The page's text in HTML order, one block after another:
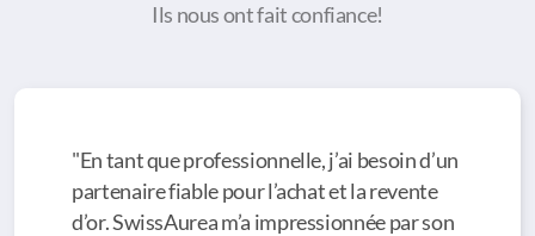
Ils nous ont fait confiance!
"En tant que professionnelle, j’ai besoin d’un
partenaire fiable pour l’achat et la revente
d’or. SwissAurea m’a impressionnée par son